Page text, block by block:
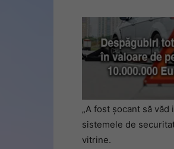
„A fost șocant să
sistemele de
vitrine.